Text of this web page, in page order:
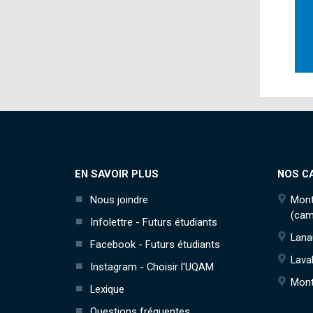
EN SAVOIR PLUS
Nous joindre
Infolettre - Futurs étudiants
Facebook - Futurs étudiants
Instagram - Choisir l'UQAM
Lexique
NOS
Laval